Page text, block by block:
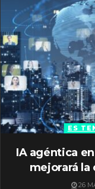
ES
IA agéntica
mejorará
26